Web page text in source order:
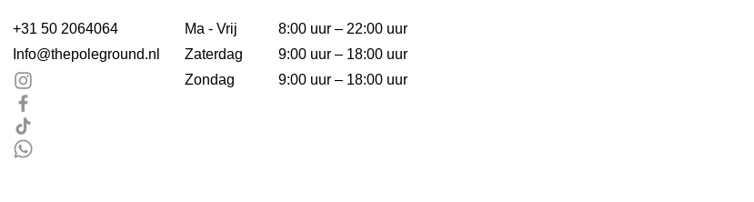
+31 50 2064064
Info@thepoleground.nl
Ma - Vrij
Zaterdag
Zondag
8:00 uur – 22:00 uur
9:00 uur – 18:00 uur
9:00 uur – 18:00 uur